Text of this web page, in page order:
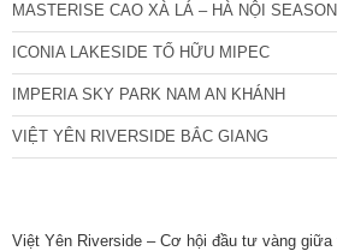
MASTERISE CAO XÀ LÁ – HÀ NỘI
ICONIA LAKESIDE TỐ HỮU MIPEC
IMPERIA SKY PARK NAM AN KHÁNH
VIỆT YÊN RIVERSIDE BẮC GIANG
Việt Yên Riverside – Cơ hội đầu tư vàng giữa